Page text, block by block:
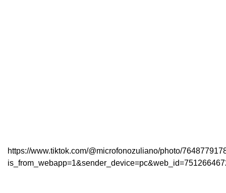
https://www.tiktok.com/@microfonozuliano/photo/